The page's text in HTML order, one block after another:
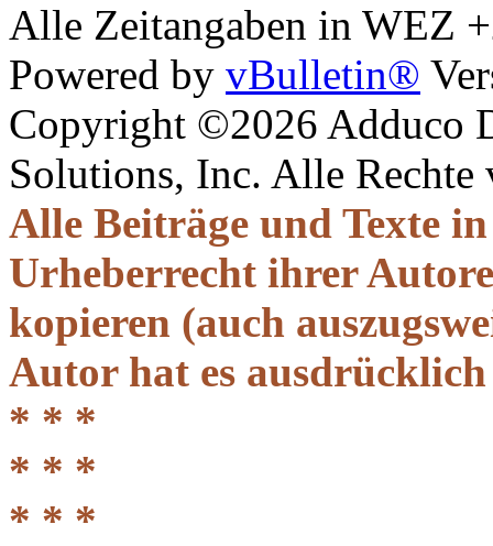
Alle Zeitangaben in WEZ
Powered by vBulletin®
Copyright ©2026 Adduco
Solutions, Inc. Alle Rechte
Alle Beiträge und Texte
Urheberrecht ihrer
kopieren (auch
Autor hat es
* * *
* * *
* * *